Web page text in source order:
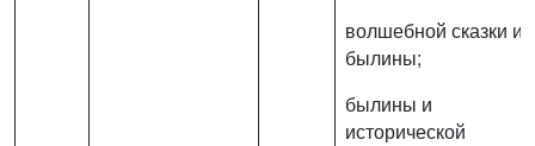
волшебной сказки и
былины;
былины и
исторической